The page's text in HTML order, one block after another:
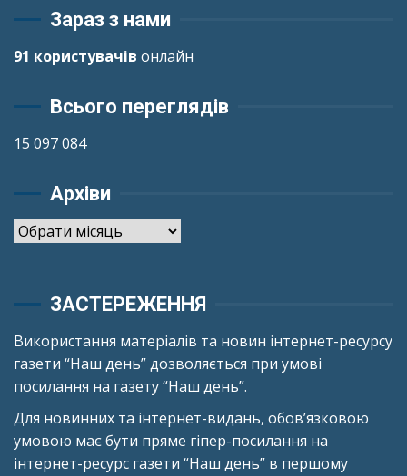
Зараз з нами
91 користувачів онлайн
Всього переглядів
15 097 084
Архіви
Архіви
ЗАСТЕРЕЖЕННЯ
Використання матеріалів та новин інтернет-ресурсу
газети “Наш день” дозволяється при умові
посилання на газету “Наш день”.
Для новинних та інтернет-видань, обов’язковою
умовою має бути пряме гіпер-посилання на
інтернет-ресурс газети “Наш день” в першому